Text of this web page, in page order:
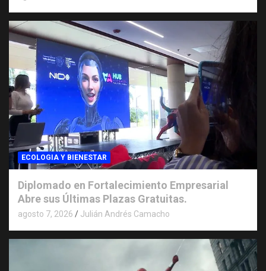
ECOLOGIA Y BIENESTAR
Diplomado en Fortalecimiento Empresarial
Abre sus Últimas Plazas Gratuitas.
agosto 7, 2026 Julián Andrés Camacho